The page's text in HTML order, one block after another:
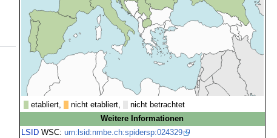
etabliert, nicht etabliert,
nicht betrachtet
Weitere Informationen
LSIDWSC: urn:lsid:nmbe.ch:spidersp:024329